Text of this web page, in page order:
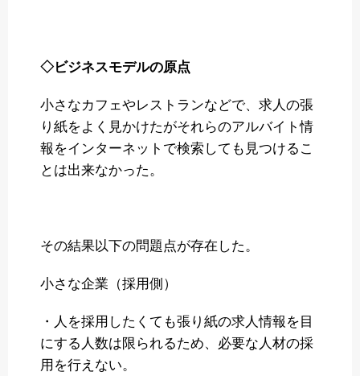
◇ビジネスモデルの原点
小さなカフェやレストランなどで、求人の張
り紙をよく見かけたがそれらのアルバイト情
報をインターネットで検索しても見つけるこ
とは出来なかった。
その結果以下の問題点が存在した。
小さな企業（採用側）
・人を採用したくても張り紙の求人情報を目
にする人数は限られるため、必要な人材の採
用を行えない。